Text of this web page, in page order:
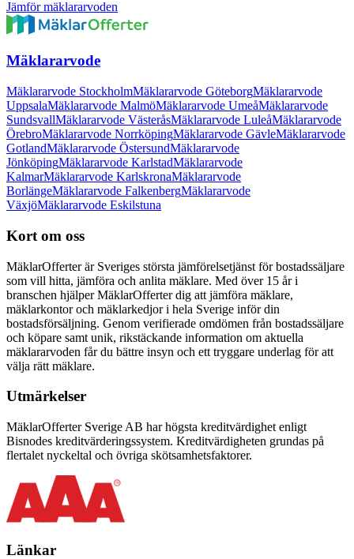
Jämför mäklararvoden
Mäklararvode
Mäklararvode StockholmMäklararvode GöteborgMäklararvode
UppsalaMäklararvode MalmöMäklararvode UmeåMäklararvode
SundsvallMäklararvode VästeråsMäklararvode LuleåMäklararvode
ÖrebroMäklararvode NorrköpingMäklararvode GävleMäklararvode
GotlandMäklararvode ÖstersundMäklararvode
JönköpingMäklararvode KarlstadMäklararvode
KalmarMäklararvode KarlskronaMäklararvode
BorlängeMäklararvode FalkenbergMäklararvode
VäxjöMäklararvode Eskilstuna
Kort om oss
MäklarOfferter är Sveriges största jämförelsetjänst för bostadssäljare
som vill hitta, jämföra och anlita mäklare. Med över 15 år i
branschen hjälper MäklarOfferter dig att jämföra mäklare,
mäklarkontor och mäklarkedjor i hela Sverige inför din
bostadsförsäljning. Genom verifierade omdömen från bostadssäljare
och köpare samt unik, rikstäckande information om aktuella
mäklararvoden får du bättre insyn och ett tryggare underlag för att
välja rätt mäklare.
Utmärkelser
MäklarOfferter Sverige AB har högsta kreditvärdighet enligt
Bisnodes kreditvärderingssystem. Kreditvärdigheten grundas på
flertalet nyckeltal och övriga skötsamhetsfaktorer.
Länkar